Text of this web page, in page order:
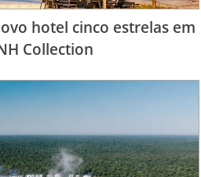
hotel cinco estrelas em
Collection